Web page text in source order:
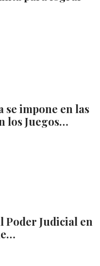
se impone en las
los Juegos…
Poder Judicial en